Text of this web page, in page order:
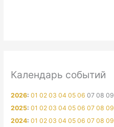
Календарь событий
2026:01 02 03 04 05 06 07 08 09
2025:01 02 03 04 05 06 07 08 09
2024:01 02 03 04 05 06 07 08 09